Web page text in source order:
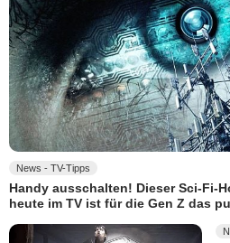
News - TV-Tipps
Handy ausschalten! Dieser Sci-Fi-
heute im TV ist für die Gen Z das